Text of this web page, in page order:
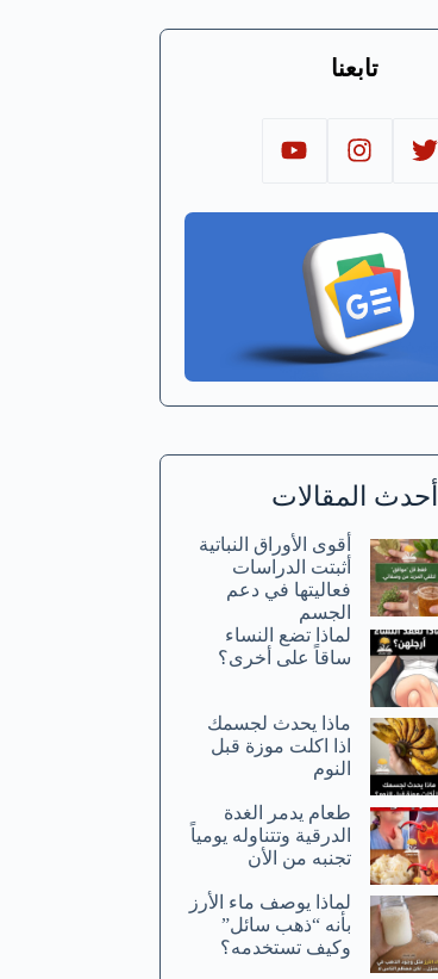
تابعنا
أحدث المقالات
أقوى الأوراق النباتية
أثبتت الدراسات
فعاليتها في دعم
الجسم
لماذا تضع النساء
ساقاً على أخرى؟
ماذا يحدث لجسمك
اذا اكلت موزة قبل
النوم
طعام يدمر الغدة
الدرقية وتتناوله يومياً
تجنبه من الأن
لماذا يوصف ماء الأرز
بأنه “ذهب سائل”
وكيف تستخدمه؟